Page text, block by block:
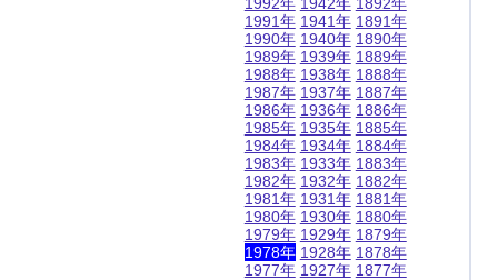
1991年
1990年
1989年
1988年
1987年
1986年
1985年
1984年
1983年
1982年
1981年
1980年
1979年
1978年
1977年
1941年
1940年
1939年
1938年
1937年
1936年
1935年
1934年
1933年
1932年
1931年
1930年
1929年
1928年
1927年
1891年
1890年
1889年
1888年
1887年
1886年
1885年
1884年
1883年
1882年
1881年
1880年
1879年
1878年
1877年